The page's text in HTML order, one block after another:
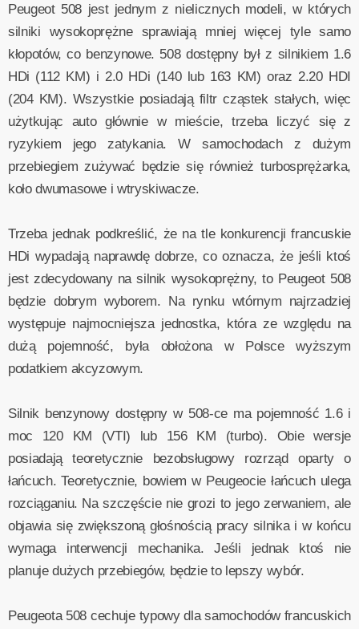
Peugeot 508 jest jednym z nielicznych modeli, w których
silniki wysokoprężne sprawiają mniej więcej tyle samo
kłopotów, co benzynowe. 508 dostępny był z silnikiem 1.6
HDi (112 KM) i 2.0 HDi (140 lub 163 KM) oraz 2.20 HDI
(204 KM). Wszystkie posiadają filtr cząstek stałych, więc
użytkując auto głównie w mieście, trzeba liczyć się z
ryzykiem jego zatykania. W samochodach z dużym
przebiegiem zużywać będzie się również turbosprężarka,
koło dwumasowe i wtryskiwacze.
Trzeba jednak podkreślić, że na tle konkurencji francuskie
HDi wypadają naprawdę dobrze, co oznacza, że jeśli ktoś
jest zdecydowany na silnik wysokoprężny, to Peugeot 508
będzie dobrym wyborem. Na rynku wtórnym najrzadziej
występuje najmocniejsza jednostka, która ze względu na
dużą pojemność, była obłożona w Polsce wyższym
podatkiem akcyzowym.
Silnik benzynowy dostępny w 508-ce ma pojemność 1.6 i
moc 120 KM (VTI) lub 156 KM (turbo). Obie wersje
posiadają teoretycznie bezobsługowy rozrząd oparty o
łańcuch. Teoretycznie, bowiem w Peugeocie łańcuch ulega
rozciąganiu. Na szczęście nie grozi to jego zerwaniem, ale
objawia się zwiększoną głośnością pracy silnika i w końcu
wymaga interwencji mechanika. Jeśli jednak ktoś nie
planuje dużych przebiegów, będzie to lepszy wybór.
Peugeota 508 cechuje typowy dla samochodów francuskich